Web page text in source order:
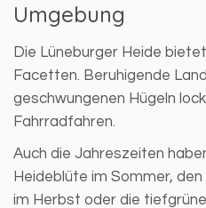
Umgebung
Die Lüneburger Heide
Facetten. Beruhigende
geschwungenen Hügeln
Fahrradfahren.
Auch die Jahreszeiten
Heideblüte im Sommer,
im Herbst oder die